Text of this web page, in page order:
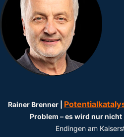
Rainer Brenner |
Problem – es wird nur nicht
Endingen am